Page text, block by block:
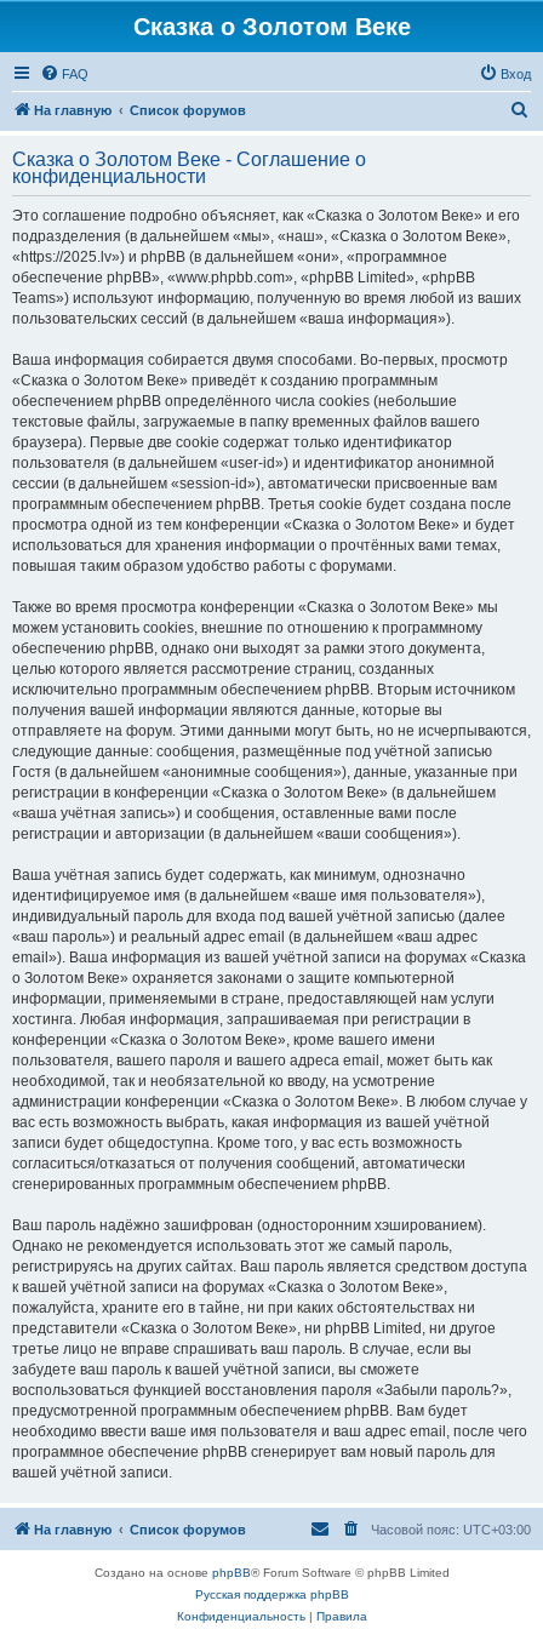
Сказка о Золотом Веке
FAQ Вход
На главную Список форумов
с
Сказка о Золотом Веке - Соглашение о
конфиденциальности
Это соглашение подробно объясняет, как «Сказка о Золотом Веке» и его
подразделения (в дальнейшем «мы», «наш», «Сказка о Золотом Веке»,
«https://2025.lv») и phpBB (в дальнейшем «они», «программное
обеспечение phpBB», «www.phpbb.com», «phpBB Limited», «phpBB
Teams») используют информацию, полученную во время любой из ваших
пользовательских сессий (в дальнейшем «ваша информация»).
Ваша информация собирается двумя способами. Во-первых, просмотр
«Сказка о Золотом Веке» приведёт к созданию программным
обеспечением phpBB определённого числа cookies (небольшие
текстовые файлы, загружаемые в папку временных файлов вашего
браузера). Первые две cookie содержат только идентификатор
пользователя (в дальнейшем «user-id») и идентификатор анонимной
сессии (в дальнейшем «session-id»), автоматически присвоенные вам
программным обеспечением phpBB. Третья cookie будет создана после
просмотра одной из тем конференции «Сказка о Золотом Веке» и будет
использоваться для хранения информации о прочтённых вами темах,
повышая таким образом удобство работы с форумами.
Также во время просмотра конференции «Сказка о Золотом Веке» мы
можем установить cookies, внешние по отношению к программному
обеспечению phpBB, однако они выходят за рамки этого документа,
целью которого является рассмотрение страниц, созданных
исключительно программным обеспечением phpBB. Вторым источником
получения вашей информации являются данные, которые вы
отправляете на форум. Этими данными могут быть, но не исчерпываются,
следующие данные: сообщения, размещённые под учётной записью
Гостя (в дальнейшем «анонимные сообщения»), данные, указанные при
регистрации в конференции «Сказка о Золотом Веке» (в дальнейшем
«ваша учётная запись») и сообщения, оставленные вами после
регистрации и авторизации (в дальнейшем «ваши сообщения»).
Ваша учётная запись будет содержать, как минимум, однозначно
идентифицируемое имя (в дальнейшем «ваше имя пользователя»),
индивидуальный пароль для входа под вашей учётной записью (далее
«ваш пароль») и реальный адрес email (в дальнейшем «ваш адрес
email»). Ваша информация из вашей учётной записи на форумах «Сказка
о Золотом Веке» охраняется законами о защите компьютерной
информации, применяемыми в стране, предоставляющей нам услуги
хостинга. Любая информация, запрашиваемая при регистрации в
конференции «Сказка о Золотом Веке», кроме вашего имени
пользователя, вашего пароля и вашего адреса email, может быть как
необходимой, так и необязательной ко вводу, на усмотрение
администрации конференции «Сказка о Золотом Веке». В любом случае у
вас есть возможность выбрать, какая информация из вашей учётной
записи будет общедоступна. Кроме того, у вас есть возможность
согласиться/отказаться от получения сообщений, автоматически
сгенерированных программным обеспечением phpBB.
Ваш пароль надёжно зашифрован (односторонним хэшированием).
Однако не рекомендуется использовать этот же самый пароль,
регистрируясь на других сайтах. Ваш пароль является средством доступа
к вашей учётной записи на форумах «Сказка о Золотом Веке»,
пожалуйста, храните его в тайне, ни при каких обстоятельствах ни
представители «Сказка о Золотом Веке», ни phpBB Limited, ни другое
третье лицо не вправе спрашивать ваш пароль. В случае, если вы
забудете ваш пароль к вашей учётной записи, вы сможете
воспользоваться функцией восстановления пароля «Забыли пароль?»,
предусмотренной программным обеспечением phpBB. Вам будет
необходимо ввести ваше имя пользователя и ваш адрес email, после чего
программное обеспечение phpBB сгенерирует вам новый пароль для
вашей учётной записи.
На главную Список форумов Часовой пояс: UTC+03:00
Создано на основе phpBB® Forum Software © phpBB Limited
Русская поддержка phpBB
Конфиденциальность| Правила